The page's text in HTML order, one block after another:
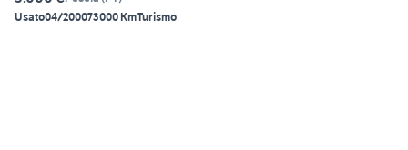
Usato04/200073000 KmTurismo